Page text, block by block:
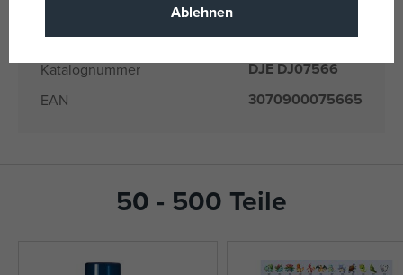
Produkte)
Katalognummer DJE DJ07566
EAN 3070900075665
50 - 500 Teile
Ablehnen